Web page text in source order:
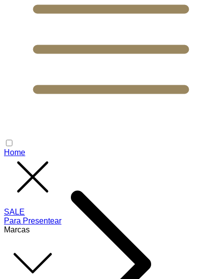
SALE
Para Presentear
Marcas
Home